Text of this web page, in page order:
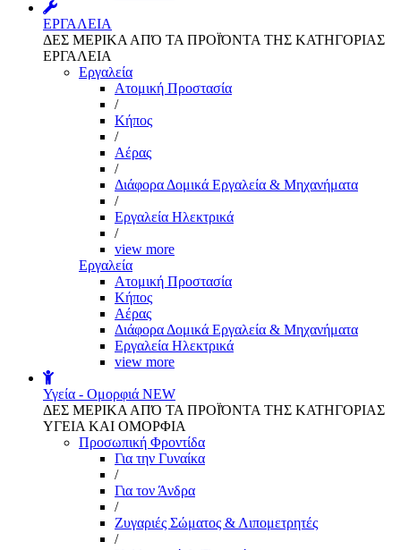
ΕΡΓΑΛΕΙΑ
ΔΕΣ ΜΕΡΙΚΑ ΑΠΌ ΤΑ ΠΡΟΪΌΝΤΑ ΤΗΣ ΚΑΤΗΓΟΡΙΑΣ
ΕΡΓΑΛΕΙΑ
Εργαλεία
Aτομική Προστασία
/
Kήπος
/
Αέρας
/
Διάφορα Δομικά Εργαλεία & Μηχανήματα
/
Εργαλεία Ηλεκτρικά
/
view more
Εργαλεία
Aτομική Προστασία
Kήπος
Αέρας
Διάφορα Δομικά Εργαλεία & Μηχανήματα
Εργαλεία Ηλεκτρικά
view more
Υγεία - Ομορφιά NEW
ΔΕΣ ΜΕΡΙΚΑ ΑΠΌ ΤΑ ΠΡΟΪΌΝΤΑ ΤΗΣ ΚΑΤΗΓΟΡΙΑΣ
ΥΓΕΙΑ ΚΑΙ ΟΜΟΡΦΙΑ
Προσωπική Φροντίδα
Για την Γυναίκα
/
Για τον Άνδρα
/
Ζυγαριές Σώματος & Λιπομετρητές
/